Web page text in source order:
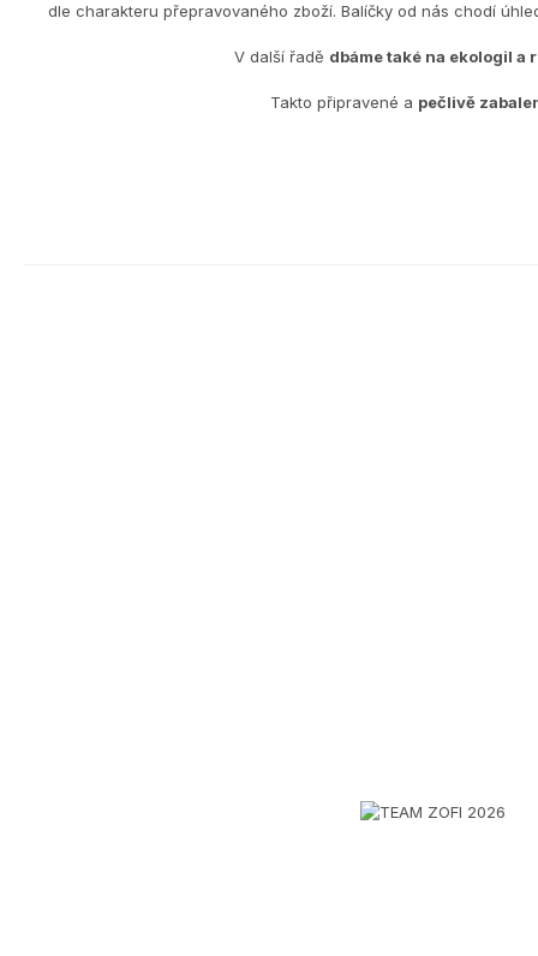
dle charakteru přepravovaného zboží. Balíčky od nás chodí
V další řadě dbáme také na ekologiI a
Takto připravené a pečlivě